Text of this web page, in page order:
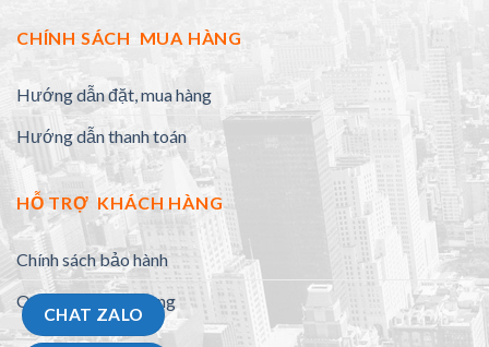
CHÍNH SÁCH MUA HÀNG
Hướng dẫn đặt, mua hàng
Hướng dẫn thanh toán
HỖ TRỢ KHÁCH HÀNG
Chính sách bảo hành
Quy định đổi trả hàng
CHAT ZALO